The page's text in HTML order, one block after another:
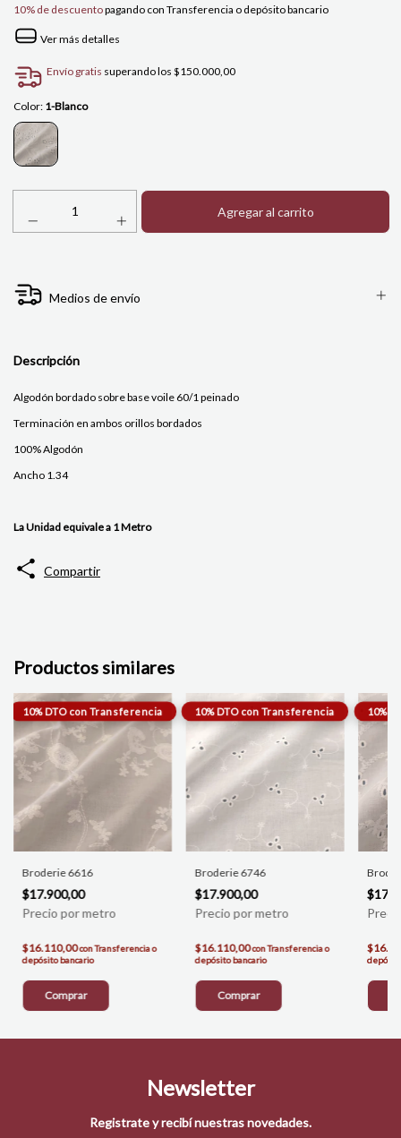
10% de descuentopagando con Transferencia o depósito bancario
Ver más detalles
Envío gratis superando los $150.000,00
Color: 1-Blanco
Medios de envío
Descripción
Algodón bordado sobre base voile 60/1 peinado
Terminación en ambos orillos bordados
100% Algodón
Ancho 1.34
La Unidad equivale a 1 Metro
Compartir
Productos similares
Broderie 6616
$17.900,00
$16.110,00conTransferencia o
depósito bancario
Comprar
Broderie 6746
$17.900,00
$16.110,00conTransferencia o
depósito bancario
Comprar
Newsletter
Registrate y recibí nuestras novedades.